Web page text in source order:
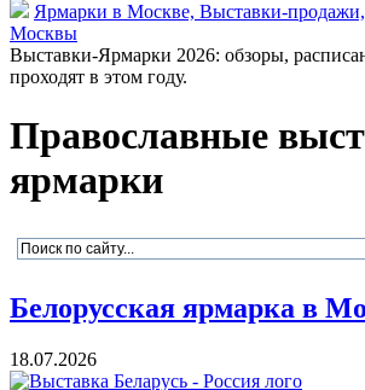
Ярмарки в Москве, Выставки-
Москвы
Выставки-Ярмарки 2026: обзоры,
проходят в этом году.
Православные
ярмарки
Белорусская ярмарка в
18.07.2026